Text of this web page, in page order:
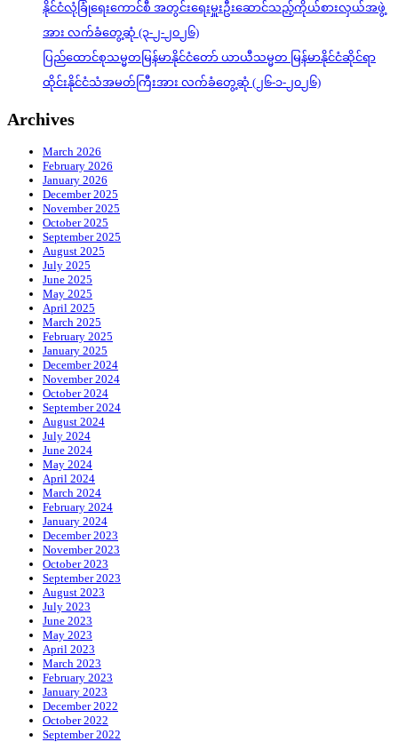
နိုင်ငံလုံခြုံရေးကောင်စီ အတွင်းရေးမှူးဦးဆောင်သည့်ကိုယ်စားလှယ်အဖွဲ့
အား လက်ခံတွေ့ဆုံ (၃-၂-၂၀၂၆)
ပြည်ထောင်စုသမ္မတမြန်မာနိုင်ငံတော် ယာယီသမ္မတ မြန်မာနိုင်ငံဆိုင်ရာ
ထိုင်းနိုင်ငံသံအမတ်ကြီးအား လက်ခံတွေ့ဆုံ (၂၆-၁-၂၀၂၆)
Archives
March 2026
February 2026
January 2026
December 2025
November 2025
October 2025
September 2025
August 2025
July 2025
June 2025
May 2025
April 2025
March 2025
February 2025
January 2025
December 2024
November 2024
October 2024
September 2024
August 2024
July 2024
June 2024
May 2024
April 2024
March 2024
February 2024
January 2024
December 2023
November 2023
October 2023
September 2023
August 2023
July 2023
June 2023
May 2023
April 2023
March 2023
February 2023
January 2023
December 2022
October 2022
September 2022